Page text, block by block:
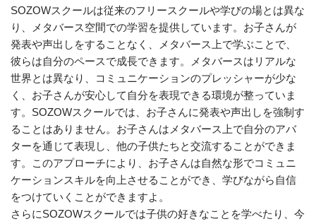
SOZOWスクールは従来のフリースクールや学びの場とは異な
り、メタバース空間での学習を提供しています。お子さんが
発表や声出しをすることなく、メタバース上で学ぶことで、
彼らは自分のペースで成長できます。メタバースはリアルな
世界とは異なり、コミュニケーションのプレッシャーが少な
く、お子さんが安心して自分を表現できる環境が整っていま
す。SOZOWスクールでは、お子さんに発表や声出しを強制す
ることはありません。お子さんはメタバース上で自分のアバ
ターを通じて表現し、他の子供たちと交流することができま
す。このアプローチにより、お子さんは自然な形でコミュニ
ケーションスキルを向上させることができ、学びながら自信
をつけていくことができますよ。
さらにSOZOWスクールでは子供の好きなことを学べたり、今